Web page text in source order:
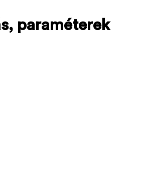
paraméterek